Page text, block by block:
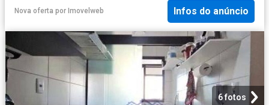
Nova oferta por Imovelweb Infos do anúncio
6 fotos